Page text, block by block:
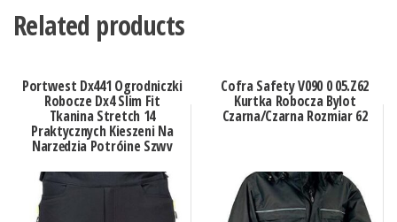
Related products
Portwest Dx441 Ogrodniczki
Robocze Dx4 Slim Fit
Tkanina Stretch 14
Praktycznych Kieszeni Na
Narzędzia Potrójne Szwy
Cofra Safety V090 0 05.Z62
Kurtka Robocza Bylot
Czarna/Czarna Rozmiar 62